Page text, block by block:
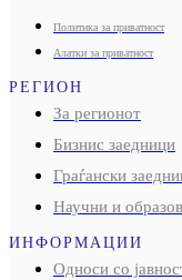
Политика за приватност
Алатки за приватност
РЕГИОН
За регионот
Бизнис заедници
Граѓански
Научни и
ИНФОРМАЦИИ
Односи со